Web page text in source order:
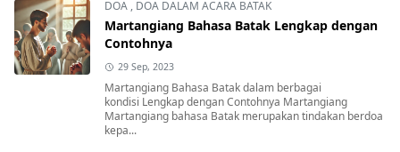
DOA , DOA DALAM ACARA BATAK
Martangiang Bahasa Batak Lengkap dengan
Contohnya
29 Sep, 2023
Martangiang Bahasa Batak dalam berbagai
kondisi Lengkap dengan Contohnya Martangiang
Martangiang bahasa Batak merupakan tindakan berdoa
kepa...